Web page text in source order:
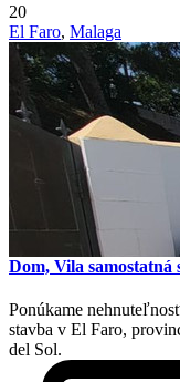
20
El Faro, Malaga
Dom, Vila
Ponúkame
stavba v El Faro,
del Sol.